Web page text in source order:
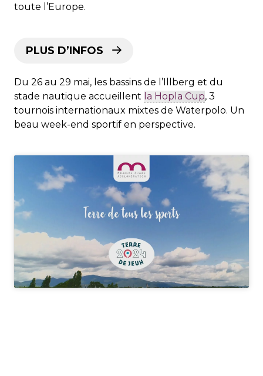
toute l’Europe.
PLUS D’INFOS
Du 26 au 29 mai, les bassins de l’Illberg et du
stade nautique accueillent la Hopla Cup, 3
tournois internationaux mixtes de Waterpolo. Un
beau week-end sportif en perspective.